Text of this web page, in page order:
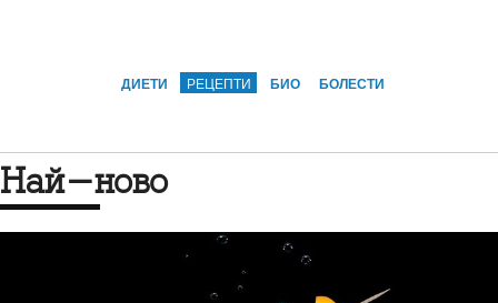
ДИЕТИ РЕЦЕПТИ БИО БОЛЕСТИ
Най-ново